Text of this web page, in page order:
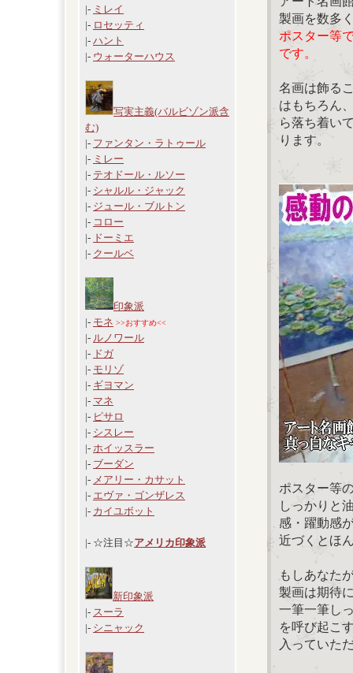
|- ミレイ
|- ロセッティ
|- ハント
|- ウォーターハウス
写実主義(バルビゾン派含
む)
|- ファンタン・ラトゥール
|- ミレー
|- テオドール・ルソー
|- シャルル・ジャック
|- ジュール・ブルトン
|- コロー
|- ドーミエ
|- クールベ
印象派
|- モネ >>おすすめ<<
|- ルノワール
|- ドガ
|- モリゾ
|- ギヨマン
|- マネ
|- ピサロ
|- シスレー
|- ホイッスラー
|- ブーダン
|- メアリー・カサット
|- エヴァ・ゴンザレス
|- カイユボット
|- ☆注目☆アメリカ印象派
新印象派
|- スーラ
|- シニャック
製画を数多
ポスター等
です。
名画は飾る
はもちろん
ら落ち着い
ります。
ポスター等
しっかりと
感・躍動感
近づくとほ
もしあなた
製画は期待
一筆一筆し
を呼び起こ
入っていた